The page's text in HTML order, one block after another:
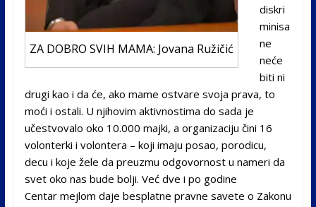
ZA DOBRO SVIH MAMA: Jovana Ružičić
diskri
minisa
ne
neće
biti ni
drugi kao i da će, ako mame ostvare svoja prava, to
moći i ostali. U njihovim aktivnostima do sada je
učestvovalo oko 10.000 majki, a organizaciju čini 16
volonterki i volontera – koji imaju posao, porodicu,
decu i koje žele da preuzmu odgovornost u nameri da
svet oko nas bude bolji. Već dve i po godine
Centar mejlom daje besplatne pravne savete o Zakonu